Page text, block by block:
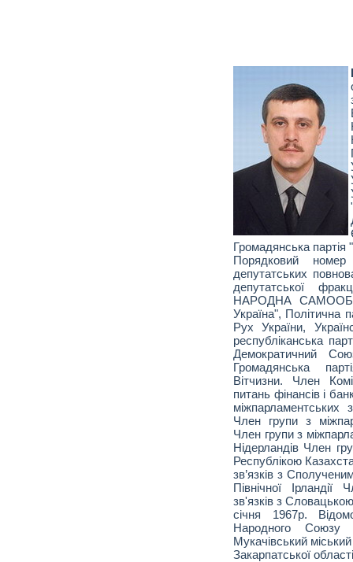
Громадянська партія
Порядковий
депутатських
депутатської
НАРОДНА
Україна", Політична
Рух України,
республіканська
Демократичний
Громадянська
Вітчизни. Член
питань фінансів і
міжпарламентських
Член групи з
Член групи з
Нідерландів Член
Республікою
зв’язків з
Північної
зв'язків з
січня 1967р.
Народного Союзу
Мукачівський
Закарпатської